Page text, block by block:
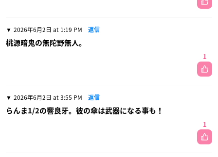
2026年6月2日 at 1:19 PM 返信
桃源暗鬼の無陀野無人。
1
2026年6月2日 at 3:55 PM 返信
らんま1/2の響良牙。彼の傘は武器になる事も！
1